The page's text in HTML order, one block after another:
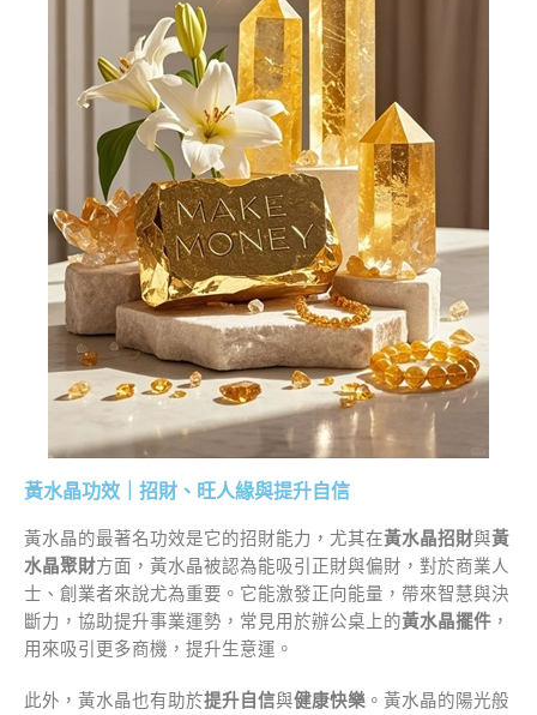
黃水晶功效｜招財、旺人緣與提升自信
黃水晶的最著名功效是它的招財能力，尤其在黃水晶招財與黃
水晶聚財方面，黃水晶被認為能吸引正財與偏財，對於商業人
士、創業者來說尤為重要。它能激發正向能量，帶來智慧與決
斷力，協助提升事業運勢，常見用於辦公桌上的黃水晶擺件 ，
用來吸引更多商機，提升生意運。
此外，黃水晶也有助於提升自信與健康快樂 。黃水晶的陽光般